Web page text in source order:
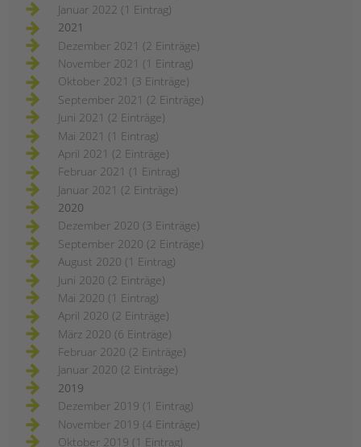
Januar 2022 (1 Eintrag)
2021
Dezember 2021 (2 Einträge)
November 2021 (1 Eintrag)
Oktober 2021 (3 Einträge)
September 2021 (2 Einträge)
Juni 2021 (2 Einträge)
Mai 2021 (1 Eintrag)
April 2021 (2 Einträge)
Februar 2021 (1 Eintrag)
Januar 2021 (2 Einträge)
2020
Dezember 2020 (3 Einträge)
September 2020 (2 Einträge)
August 2020 (1 Eintrag)
Juni 2020 (2 Einträge)
Mai 2020 (1 Eintrag)
April 2020 (2 Einträge)
März 2020 (6 Einträge)
Februar 2020 (2 Einträge)
Januar 2020 (2 Einträge)
2019
Dezember 2019 (1 Eintrag)
November 2019 (4 Einträge)
Oktober 2019 (1 Eintrag)